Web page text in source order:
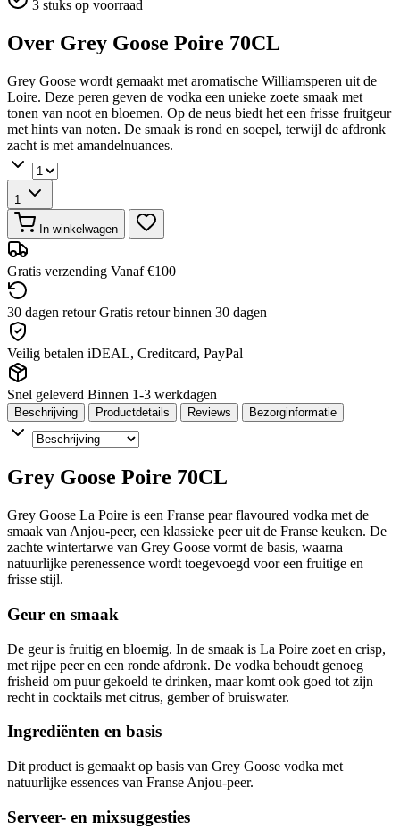
3 stuks op voorraad
Over Grey Goose Poire 70CL
Grey Goose wordt gemaakt met aromatische Williamsperen uit de
Loire. Deze peren geven de vodka een unieke zoete smaak met
tonen van noot en bloemen. Op de neus biedt het een frisse fruitgeur
met hints van noten. De smaak is rond en soepel, terwijl de afdronk
zacht is met amandelnuances.
1
In winkelwagen
Gratis verzending Vanaf €100
30 dagen retour Gratis retour binnen 30 dagen
Veilig betalen iDEAL, Creditcard, PayPal
Snel geleverd Binnen 1-3 werkdagen
Beschrijving Productdetails Reviews Bezorginformatie
Grey Goose Poire 70CL
Grey Goose La Poire is een Franse pear flavoured vodka met de
smaak van Anjou-peer, een klassieke peer uit de Franse keuken. De
zachte wintertarwe van Grey Goose vormt de basis, waarna
natuurlijke perenessence wordt toegevoegd voor een fruitige en
frisse stijl.
Geur en smaak
De geur is fruitig en bloemig. In de smaak is La Poire zoet en crisp,
met rijpe peer en een ronde afdronk. De vodka behoudt genoeg
frisheid om puur gekoeld te drinken, maar komt ook goed tot zijn
recht in cocktails met citrus, gember of bruiswater.
Ingrediënten en basis
Dit product is gemaakt op basis van Grey Goose vodka met
natuurlijke essences van Franse Anjou-peer.
Serveer- en mixsuggesties